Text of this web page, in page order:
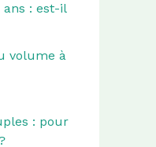
: est-il
volume à
: pour